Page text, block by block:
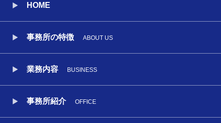
HOME
事務所の特徴 ABOUT US
業務内容 BUSINESS
事務所紹介 OFFICE